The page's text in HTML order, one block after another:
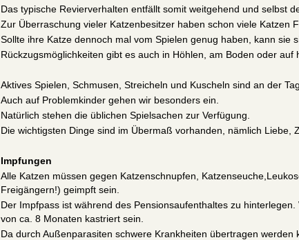
Das typische Revierverhalten entfällt somit weitgehend und selbst
Zur Überraschung vieler Katzenbesitzer haben schon viele Katzen
Sollte ihre Katze dennoch mal vom Spielen genug haben, kann sie
Rückzugsmöglichkeiten gibt es auch in Höhlen, am Boden oder
Aktives Spielen, Schmusen, Streicheln und Kuscheln sind an der
Auch auf Problemkinder gehen wir besonders ein.
Natürlich stehen die üblichen Spielsachen zur Verfügung.
Die wichtigsten Dinge sind im Übermaß vorhanden, nämlich Liebe,
Impfungen
Alle Katzen müssen gegen Katzenschnupfen,
Freigängern!) geimpft sein.
Der Impfpass ist während des Pensionsaufenthaltes zu
von ca. 8 Monaten kastriert sein.
Da durch Außenparasiten schwere Krankheiten übertragen